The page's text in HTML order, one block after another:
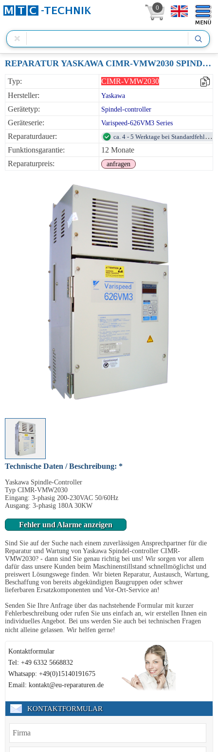
0
REPARATUR YASKAWA CIMR-VMW2030 SPINDEL-ANTRIEB 30KW 200VAC
Typ:
CIMR-VMW2030
Hersteller:
Yaskawa
Gerätetyp: Spindel-controller
Geräteserie: Varispeed-626VM3 Series
Reparaturdauer:
ca. 4 - 5 Werktage bei Standardfehlern
Funktionsgarantie:
12 Monate
Reparaturpreis:
anfragen
Technische Daten / Beschreibung: *
Yaskawa Spindle-Controller
Typ CIMR-VMW2030
Eingang: 3-phasig 200-230VAC 50/60Hz
Ausgang: 3-phasig 180A 30KW
Fehler und Alarme anzeigen
Sind Sie auf der Suche nach einem zuverlässigen Ansprechpartner für die
Reparatur und Wartung von Yaskawa Spindel-controller CIMR-
VMW2030? - dann sind Sie genau richtig bei uns! Wir sorgen vor allem
dafür dass unsere Kunden beim Maschinenstillstand schnellmöglichst und
preiswert Lösungswege finden. Wir bieten Reparatur, Austausch, Wartung,
Beschaffung von bereits abgekündigten Baugruppen oder schwer
lieferbaren Ersatzkomponenten und Vor-Ort-Service an!
Senden Sie Ihre Anfrage über das nachstehende Formular mit kurzer
Fehlerbeschreibung oder rufen Sie uns einfach an, wir erstellen Ihnen ein
individuelles Angebot. Bei uns werden Sie auch bei technischen Fragen
nicht alleine gelassen. Wir helfen gerne!
Kontaktformular
Tel: +49 6332 5668832
Whatsapp: +49(0)15140191675
Email: kontakt@eu-reparaturen.de
KONTAKTFORMULAR